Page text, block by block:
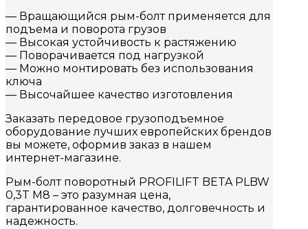
— Вращающийся рым-болт применяется для
подъема и поворота грузов
— Высокая устойчивость к растяжению
— Поворачивается под нагрузкой
— Можно монтировать без использования
ключа
— Высочайшее качество изготовления
Заказать передовое грузоподъемное
оборудование лучших европейских брендов
вы можете, оформив заказ в нашем
интернет-магазине.
Рым-болт поворотный PROFILIFT BETA PLBW
0,3T M8 – это разумная цена,
гарантированное качество, долговечность и
надежность.